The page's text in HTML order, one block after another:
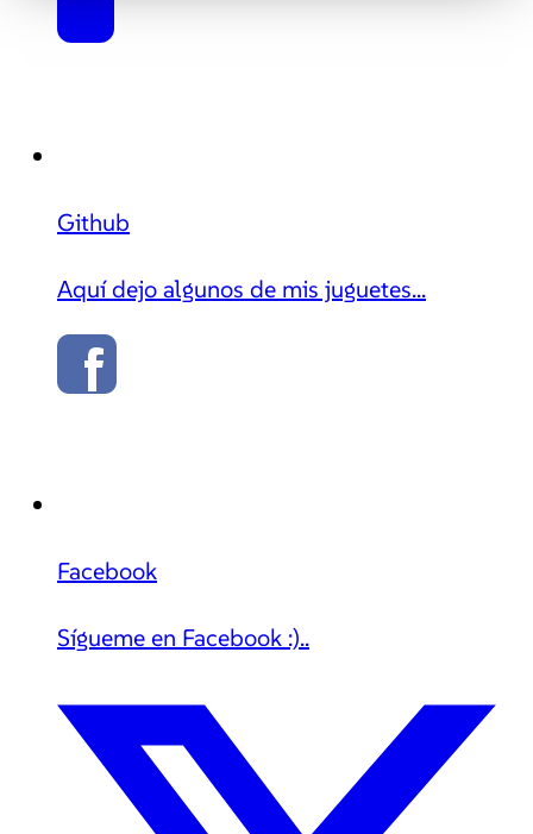
Github
Aquí dejo algunos de mis juguetes...
Facebook
Sígueme en Facebook :)..